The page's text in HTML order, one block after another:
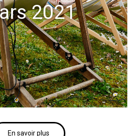
2021
En savoir plus